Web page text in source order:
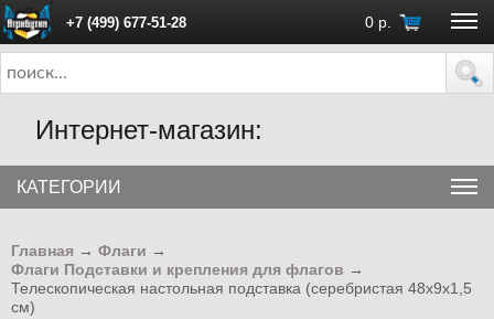
+7 (499) 677-51-28 0 р.
ПН - ПТ с 10:00 до 18:00 (Москва)
Интернет-магазин:
КАТЕГОРИИ
Главная → Флаги →
Флаги Подставки и крепления для флагов →
Телескопическая настольная подставка (серебристая 48х9х1,5
см)